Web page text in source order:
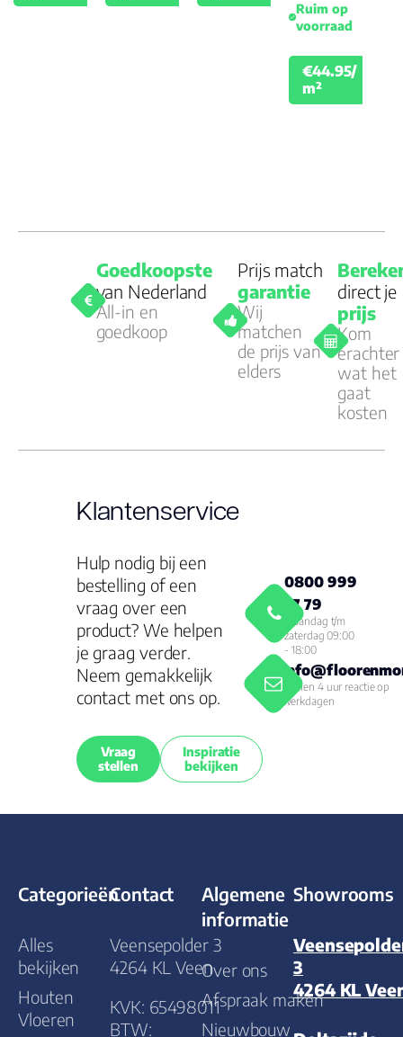
Ruim op
voorraad
€44.95/
m²
Goedkoopste
van Nederland
All-in en
goedkoop
Prijs match
garantie
Wij
matchen
de prijs van
elders
direct je
prijs
Kom
erachter
wat het
gaat
kosten
Klantenservice
Hulp nodig bij een
bestelling of een
vraag over een
product? We helpen
je graag verder.
Neem gemakkelijk
contact met ons op.
Vraag
stellen
Inspiratie
bekijken
0800 999
77 79
Maandag t/m
zaterdag 09:00
- 18:00
Binnen 4 uur reactie op
werkdagen
Categorieën
Alles
bekijken
Houten
Vloeren
Contact
Veensepolder 3
4264 KL Veen
KVK: 65498011
BTW:
Algemene
informatie
Over ons
Afspraak maken
Nieuwbouw
Showrooms
3
4264 KL